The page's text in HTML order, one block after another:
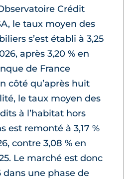
Crédit
le taux moyen des
s’est établi à 3,25
après 3,20 % en
de France
côté qu’après huit
le taux moyen des
à l’habitat hors
est remonté à 3,17 %
contre 3,08 % en
Le marché est donc
dans une phase de